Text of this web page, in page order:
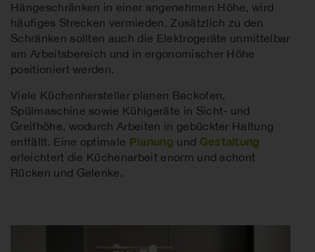
Hängeschränken in einer angenehmen Höhe, wird
häufiges Strecken vermieden. Zusätzlich zu den
Schränken sollten auch die Elektrogeräte unmittelbar
am Arbeitsbereich und in ergonomischer Höhe
positioniert werden.
Viele Küchenhersteller planen Backofen,
Spülmaschine sowie Kühlgeräte in Sicht- und
Greifhöhe, wodurch Arbeiten in gebückter Haltung
entfällt. Eine optimale Planung und Gestaltung
erleichtert die Küchenarbeit enorm und schont
Rücken und Gelenke.